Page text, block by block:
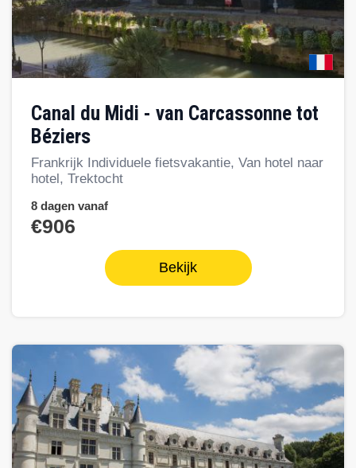
Canal du Midi - van Carcassonne tot
Béziers
Frankrijk Individuele fietsvakantie, Van hotel naar
hotel, Trektocht
8 dagen vanaf
€906
Bekijk